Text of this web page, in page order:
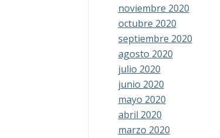
noviembre 2020
octubre 2020
septiembre 2020
agosto 2020
julio 2020
junio 2020
mayo 2020
abril 2020
marzo 2020